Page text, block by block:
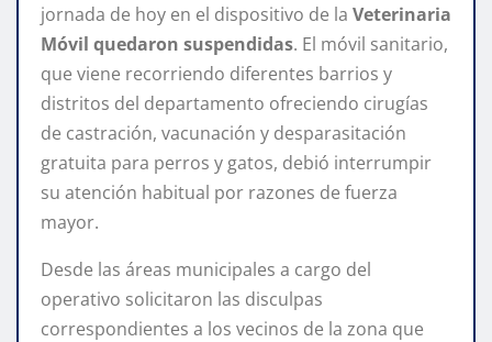
jornada de hoy en el dispositivo de la Veterinaria
Móvil quedaron suspendidas. El móvil sanitario,
que viene recorriendo diferentes barrios y
distritos del departamento ofreciendo cirugías
de castración, vacunación y desparasitación
gratuita para perros y gatos, debió interrumpir
su atención habitual por razones de fuerza
mayor.
Desde las áreas municipales a cargo del
operativo solicitaron las disculpas
correspondientes a los vecinos de la zona que